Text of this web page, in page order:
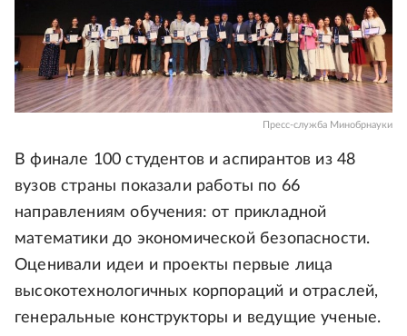
Пресс-служба Минобрнауки
В финале 100 студентов и аспирантов из 48
вузов страны показали работы по 66
направлениям обучения: от прикладной
математики до экономической безопасности.
Оценивали идеи и проекты первые лица
высокотехнологичных корпораций и отраслей,
генеральные конструкторы и ведущие ученые.